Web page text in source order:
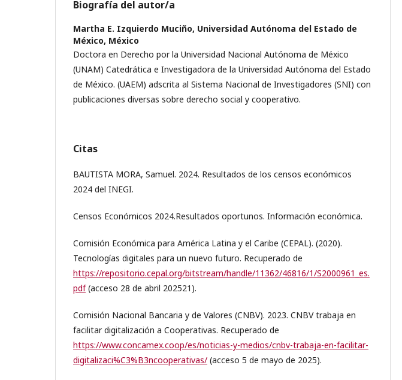
Biografía del autor/a
Martha E. Izquierdo Muciño, Universidad Autónoma del Estado de
México, México
Doctora en Derecho por la Universidad Nacional Autónoma de México
(UNAM) Catedrática e Investigadora de la Universidad Autónoma del Estado
de México. (UAEM) adscrita al Sistema Nacional de Investigadores (SNI) con
publicaciones diversas sobre derecho social y cooperativo.
Citas
BAUTISTA MORA, Samuel. 2024. Resultados de los censos económicos
2024 del INEGI.
Censos Económicos 2024.Resultados oportunos. Información económica.
Comisión Económica para América Latina y el Caribe (CEPAL). (2020).
Tecnologías digitales para un nuevo futuro. Recuperado de
https://repositorio.cepal.org/bitstream/handle/11362/46816/1/S2000961_es.
pdf(acceso 28 de abril 202521).
Comisión Nacional Bancaria y de Valores (CNBV). 2023. CNBV trabaja en
facilitar digitalización a Cooperativas. Recuperado de
https://www.concamex.coop/es/noticias-y-medios/cnbv-trabaja-en-facilitar-
digitalizaci%C3%B3ncooperativas/ (acceso 5 de mayo de 2025).